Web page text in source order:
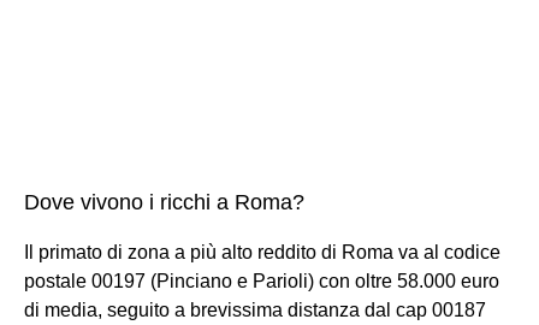
Dove vivono i ricchi a Roma?
Il primato di zona a più alto reddito di Roma va al codice
postale 00197 (Pinciano e Parioli) con oltre 58.000 euro
di media, seguito a brevissima distanza dal cap 00187